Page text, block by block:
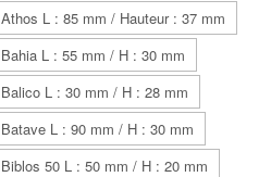
Athos L : 85 mm / Hauteur : 37 mm
Bahia L : 55 mm / H : 30 mm
Balico L : 30 mm / H : 28 mm
Batave L : 90 mm / H : 30 mm
Biblos 50 L : 50 mm / H : 20 mm